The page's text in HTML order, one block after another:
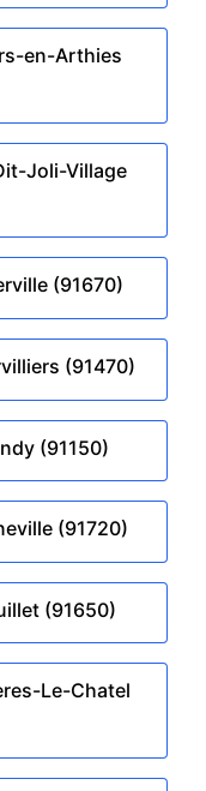
en-Arthies
Joli-Village
(91670)
(91470)
(91150)
(91720)
(91650)
Le-Chatel